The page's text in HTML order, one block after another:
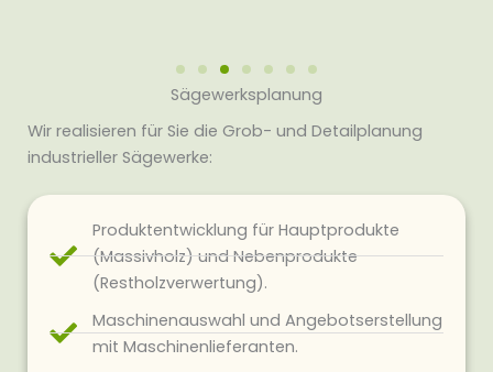
Sägewerksplanung
Wir realisieren für Sie die Grob- und Detailplanung
industrieller Sägewerke:
Produktentwicklung für Hauptprodukte
(Massivholz) und Nebenprodukte
(Restholzverwertung).
Maschinenauswahl und Angebotserstellung
mit Maschinenlieferanten.